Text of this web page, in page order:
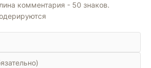
комментария - 50 знаков.